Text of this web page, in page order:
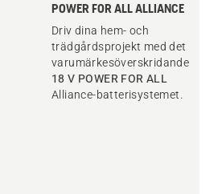
POWER FOR ALL ALLIANCE
Driv dina hem- och
trädgårdsprojekt med det
varumärkesöverskridande
18 V POWER FOR ALL
Alliance-batterisystemet.